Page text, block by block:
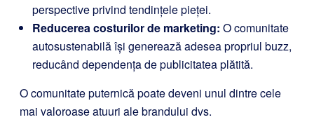
perspective privind tendințele pieței.
Reducerea costurilor de marketing: O comunitate
autosustenabilă își generează adesea propriul buzz,
reducând dependența de publicitatea plătită.
O comunitate puternică poate deveni unul dintre cele
mai valoroase atuuri ale brandului dvs.